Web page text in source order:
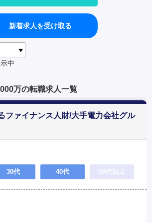
新着求人を受け取る
中
万の転職求人一覧
ファイナンス人財/大手電力会社グル
30代 40代 50代以上